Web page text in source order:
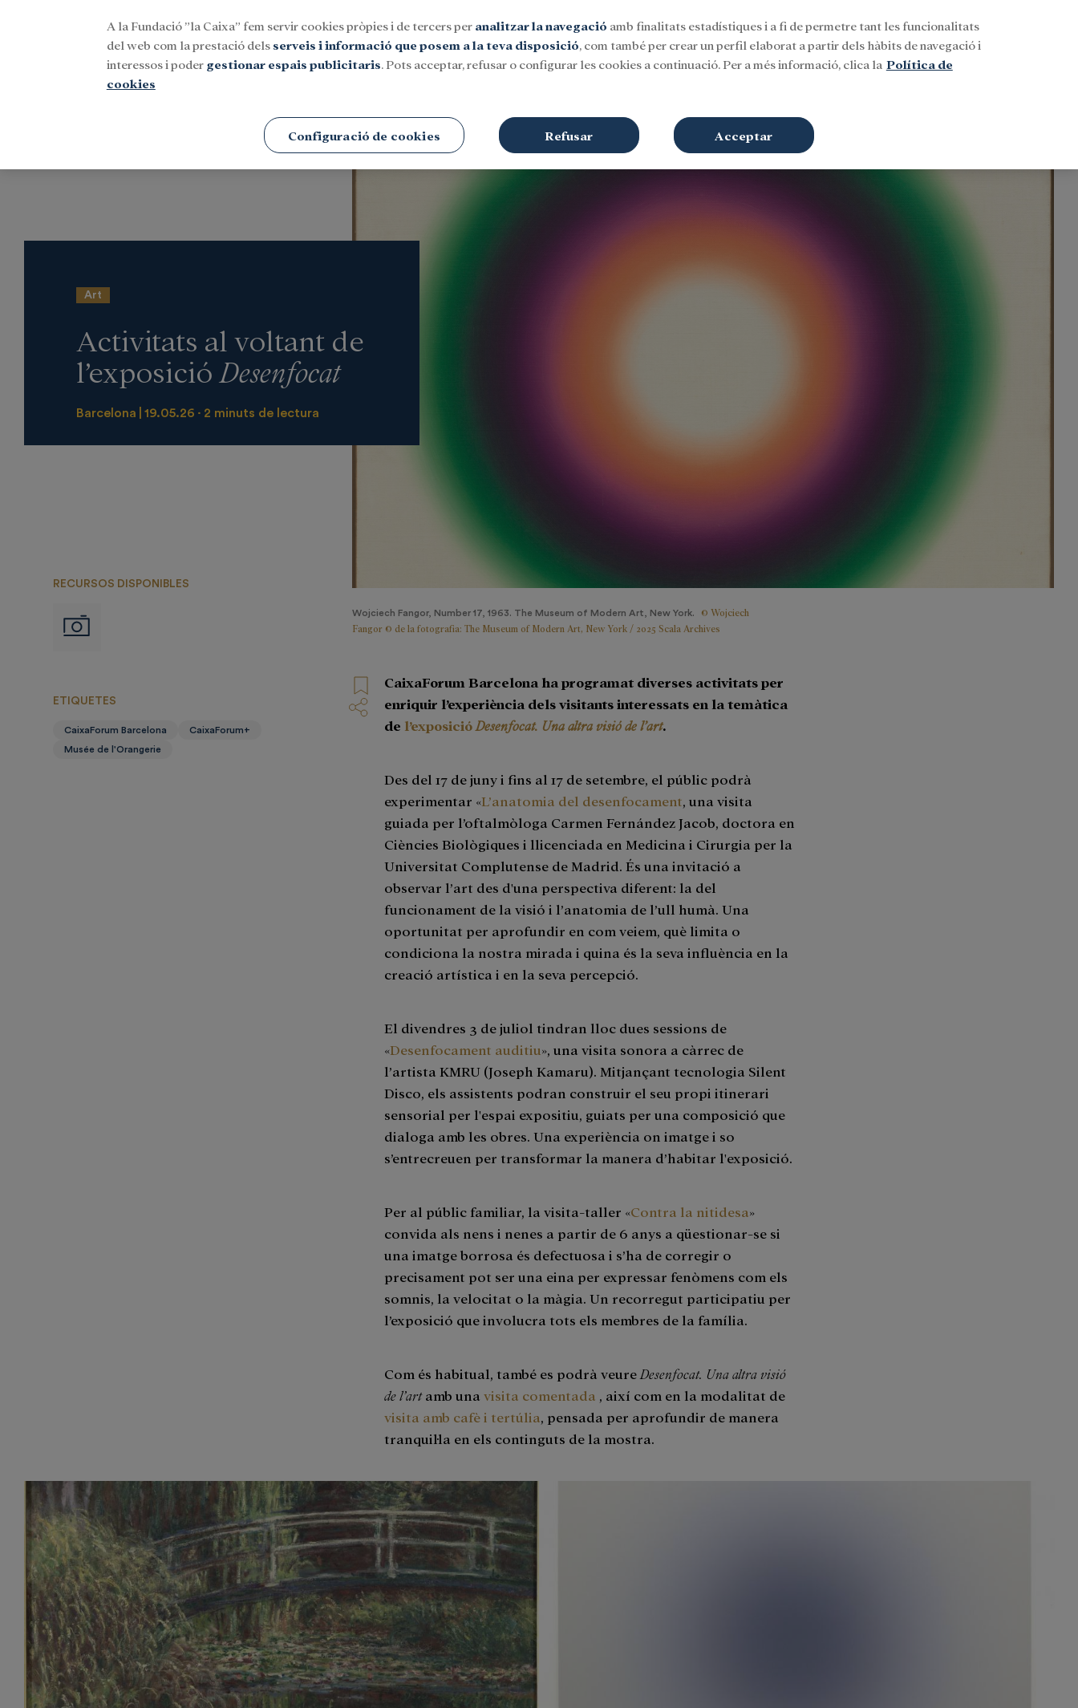
Iniciar sessió Buscar
Wojciech Fangor, Number 17, 1963. The Museum of Modern Art, New York.
© Wojciech
Fangor © de la fotografia: The Museum of Modern Art, New York / 2025 Scala Archives
Art
Activitats al voltant de
l’exposició Desenfocat
Barcelona 19.05.26 2 minuts de lectura
RECURSOS DISPONIBLES
Imágenes
CaixaForum Barcelona ha programat diverses activitats per
enriquir l’experiència dels visitants interessats en la temàtica
de l’exposicióDesenfocat. Una altra visió de l’art.
Des del 17 de juny i fins al 17 de setembre, el públic podrà
experimentar «L’anatomia del desenfocament, una visita
guiada per l’oftalmòloga Carmen Fernández Jacob, doctora en
Ciències Biològiques i llicenciada en Medicina i Cirurgia per la
Universitat Complutense de Madrid. És una invitació a
observar l’art des d'una perspectiva diferent: la del
funcionament de la visió i l’anatomia de l’ull humà. Una
oportunitat per aprofundir en com veiem, què limita o
condiciona la nostra mirada i quina és la seva influència en la
creació artística i en la seva percepció.
El divendres 3 de juliol tindran lloc dues sessions de
«Desenfocament auditiu», una visita sonora a càrrec de
l’artista KMRU (Joseph Kamaru). Mitjançant tecnologia Silent
Disco, els assistents podran construir el seu propi itinerari
sensorial per l'espai expositiu, guiats per una composició que
dialoga amb les obres. Una experiència on imatge i so
s’entrecreuen per transformar la manera d’habitar l'exposició.
Per al públic familiar, la visita-taller «Contra la nitidesa»
convida als nens i nenes a partir de 6 anys a qüestionar-se si
una imatge borrosa és defectuosa i s’ha de corregir o
precisament pot ser una eina per expressar fenòmens com els
somnis, la velocitat o la màgia. Un recorregut participatiu per
l’exposició que involucra tots els membres de la família.
Com és habitual, també es podrà veure Desenfocat. Una altra visió
de l’artamb unavisita comentada , així com en la modalitat de
visita amb cafè i tertúlia, pensada per aprofundir de manera
tranquil·la en els continguts de la mostra.
ETIQUETES
CaixaForum Barcelona
CaixaForum+
Musée de l'Orangerie
A la Fundació ”la Caixa” fem servir cookies pròpies i de tercers per analitzar la navegació amb finalitats estadístiques i a fi de permetre tant les funcionalitats
del web com la prestació dels serveis i informació que posem a la teva disposició, com també per crear un perfil elaborat a partir dels hàbits de navegació i
interessos i poder gestionar espais publicitaris. Pots acceptar, refusar o configurar les cookies a continuació. Per a més informació, clica la Política de
cookies
Configuració de cookies Refusar Acceptar